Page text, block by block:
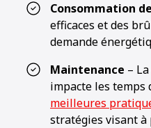
Consommation
efficaces et des
demande
Maintenance –
impacte les temps
meilleures
stratégies visant à